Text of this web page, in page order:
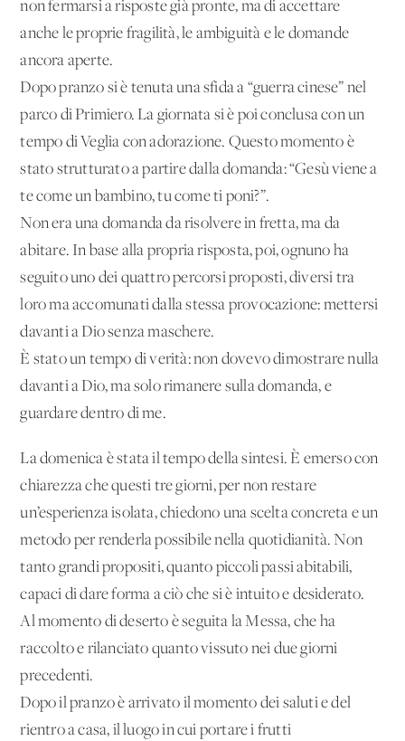
non fermarsi a risposte già pronte, ma di accettare
anche le proprie fragilità, le ambiguità e le domande
ancora aperte.
Dopo pranzo si è tenuta una sfida a “guerra cinese” nel
parco di Primiero. La giornata si è poi conclusa con un
tempo di Veglia con adorazione. Questo momento è
stato strutturato a partire dalla domanda: “Gesù viene a
te come un bambino, tu come ti poni?”.
Non era una domanda da risolvere in fretta, ma da
abitare. In base alla propria risposta, poi, ognuno ha
seguito uno dei quattro percorsi proposti, diversi tra
loro ma accomunati dalla stessa provocazione: mettersi
davanti a Dio senza maschere.
È stato un tempo di verità: non dovevo dimostrare nulla
davanti a Dio, ma solo rimanere sulla domanda, e
guardare dentro di me.
La domenica è stata il tempo della sintesi. È emerso con
chiarezza che questi tre giorni, per non restare
un’esperienza isolata, chiedono una scelta concreta e un
metodo per renderla possibile nella quotidianità. Non
tanto grandi propositi, quanto piccoli passi abitabili,
capaci di dare forma a ciò che si è intuito e desiderato.
Al momento di deserto è seguita la Messa, che ha
raccolto e rilanciato quanto vissuto nei due giorni
precedenti.
Dopo il pranzo è arrivato il momento dei saluti e del
rientro a casa, il luogo in cui portare i frutti